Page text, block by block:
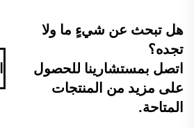
هل تبحث عن شيءٍ ما ولا
تجده؟
اتصل بمستشارينا للحصول
على مزيد من المنتجات
المتاحة.